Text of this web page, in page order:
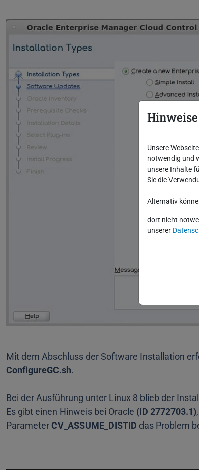
Mit dem Abschluss der Software Installation
ConfigureGC.sh.
Bei der Ausführung unter Linux 8 blieb der
Es gibt einen Hinweis bei Oracle (ID 2772703.1)
ParameterCV_ASSUME_DISTID das Problem
Unsere
notwendig und
unsere Inhalte
Sie die
Alternativ
dort nicht
unserer